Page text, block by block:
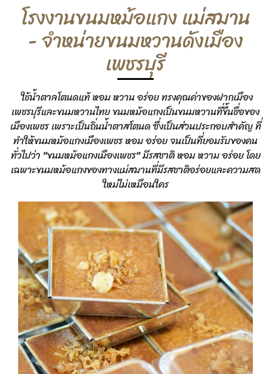
โรงงานขนมหม้อแกง แม่สมาน
- จำหน่ายขนมหวานดังเมือง
เพชรบุรี
ใช้น้ำตาลโตนดแท้ หอม หวาน อร่อย ทรงคุณค่าของฝากเมือง
เพชรบุรีและขนมหวานไทย ขนมหม้อแกงเป็นขนมหวานที่ขึ้นชื่อของ
เมืองเพชร เพราะเป็นถิ่นน้ำตาสโตนด ซึ่งเป็นส่วนประกอบสำคัญ ที่
ทำให้ขนมหม้อแกงเมืองเพชร หอม อร่อย จนเป็นที่ยอมรับของคน
ทั่วไปว่า "ขนมหม้อแกงเมืองเพชร" มีรสชาติ หอม หวาม อร่อย โดย
เฉพาะขนมหม้อแกงของทางแม่สมานที่มีรสชาติอร่อยและความสด
ใหม่ไม่เหมือนใคร